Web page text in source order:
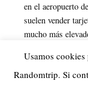
en el aeropuerto
suelen vender
mucho más
SIM. Lo ideal es
más.
Usamos
Randomtrip. Si